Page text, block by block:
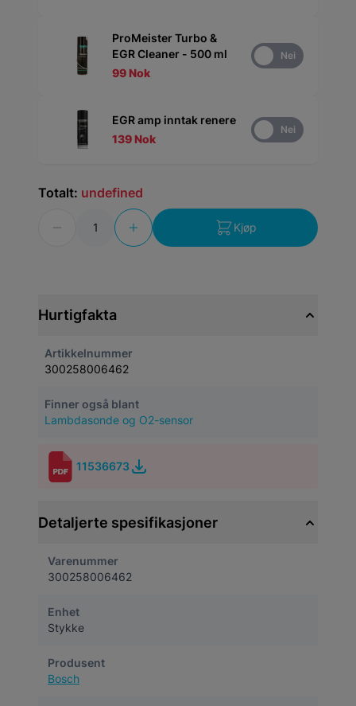
Totalt: undefined
Kjøp
ProMeister Turbo &
EGR Cleaner - 500 ml
99 Nok
Nei
EGR amp inntak renere
139 Nok
Nei
Hurtigfakta
Artikkelnummer
300258006462
Finner også blant
Lambdasonde og O2-sensor
11536673
Detaljerte spesifikasjoner
Varenummer
300258006462
Enhet
Stykke
Produsent
Bosch